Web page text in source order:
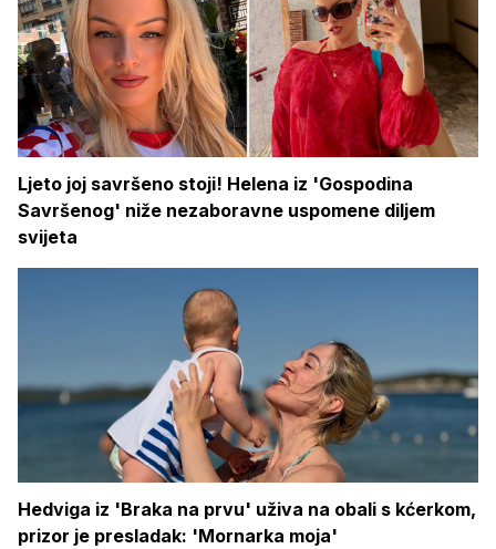
Ljeto joj savršeno stoji! Helena iz 'Gospodina
Savršenog' niže nezaboravne uspomene diljem
svijeta
Hedviga iz 'Braka na prvu' uživa na obali s kćerkom,
prizor je presladak: 'Mornarka moja'